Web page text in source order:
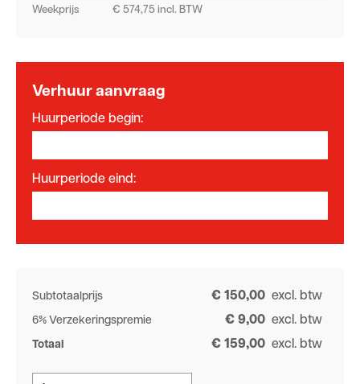
Weekprijs € 574,75 incl. BTW
Verhuur aanvraag
Huurperiode begin:
Huurperiode eind:
Subtotaalprijs € 150,00 excl. btw
6% Verzekeringspremie € 9,00 excl. btw
Totaal € 159,00 excl. btw